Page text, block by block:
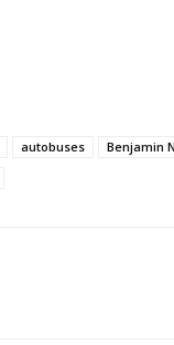
autobuses Benjamin